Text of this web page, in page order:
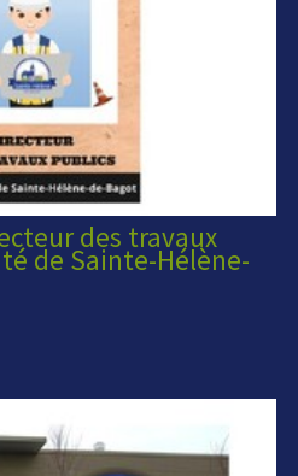
des travaux
de Sainte-Hélène-